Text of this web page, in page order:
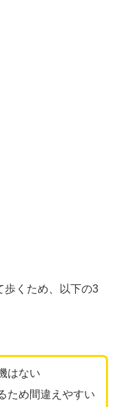
歩くため、以下の3
はない
ため間違えやすい